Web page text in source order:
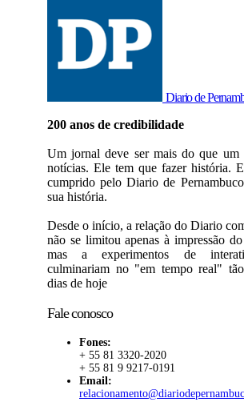
Diario de
200 anos de credibilidade
Um jornal deve ser mais do que um
notícias. Ele tem que fazer história.
cumprido pelo Diario de
sua história.
Desde o início, a relação do Diario
não se limitou apenas à impressão
mas a experimentos de
culminariam no "em tempo real"
dias de hoje
Fale conosco
Fones:
+ 55 81 3320-2020
+ 55 81 9 9217-0191
Email: